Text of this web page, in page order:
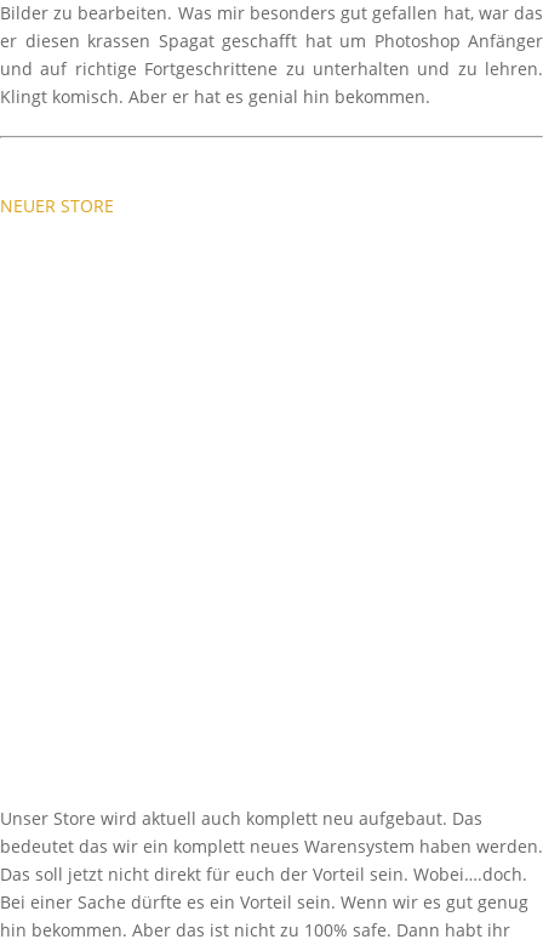
Bilder zu bearbeiten. Was mir besonders gut gefallen hat, war das
er diesen krassen Spagat geschafft hat um Photoshop Anfänger
und auf richtige Fortgeschrittene zu unterhalten und zu lehren.
Klingt komisch. Aber er hat es genial hin bekommen.
NEUER STORE
Unser Store wird aktuell auch komplett neu aufgebaut. Das
bedeutet das wir ein komplett neues Warensystem haben werden.
Das soll jetzt nicht direkt für euch der Vorteil sein. Wobei….doch.
Bei einer Sache dürfte es ein Vorteil sein. Wenn wir es gut genug
hin bekommen. Aber das ist nicht zu 100% safe. Dann habt ihr